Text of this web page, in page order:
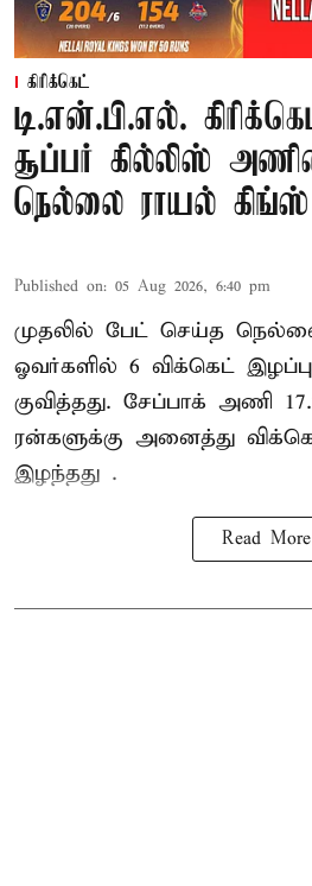
கிரிக்கெட்
டி.என்.பி.எல்.
சூப்பர் கில்லிஸ்
நெல்லை ராயல் கிங்ஸ்
Published on: 05 Aug 2026, 6:40 pm
முதலில் பேட் செய்த
ஓவர்களில் 6 விக்கெட்
குவித்தது. சேப்பாக் அணி
ரன்களுக்கு அனைத்து
இழந்தது .
Read More